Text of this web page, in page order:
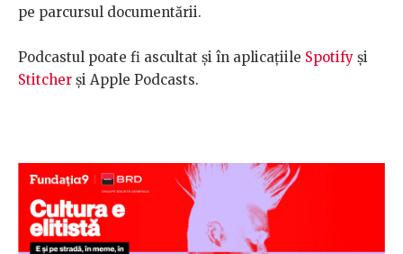
pe parcursul documentării.
Podcastul poate fi ascultat și în aplicațiile Spotify și
Stitcher și Apple Podcasts.